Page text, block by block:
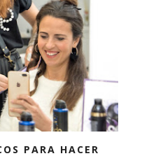
PARA HACER